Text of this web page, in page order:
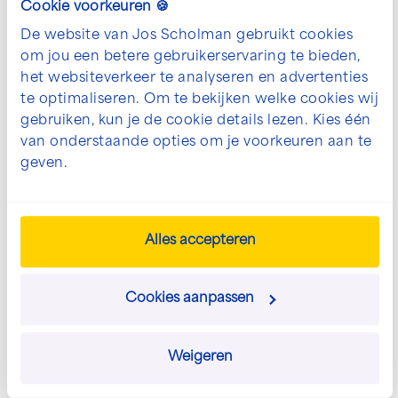
Cookie voorkeuren 🍪
De website van Jos Scholman gebruikt cookies
om jou een betere gebruikerservaring te bieden,
het websiteverkeer te analyseren en advertenties
te optimaliseren. Om te bekijken welke cookies wij
gebruiken, kun je de cookie details lezen. Kies één
van onderstaande opties om je voorkeuren aan te
geven.
Alles accepteren
Cookies aanpassen
Weigeren
Om de realisatie en werking van dit mooie project
optimaal uit te leggen is er door HDSR een projectfilm
gemaakt; een mooie terugblik op het door ons
gemaakte werk: